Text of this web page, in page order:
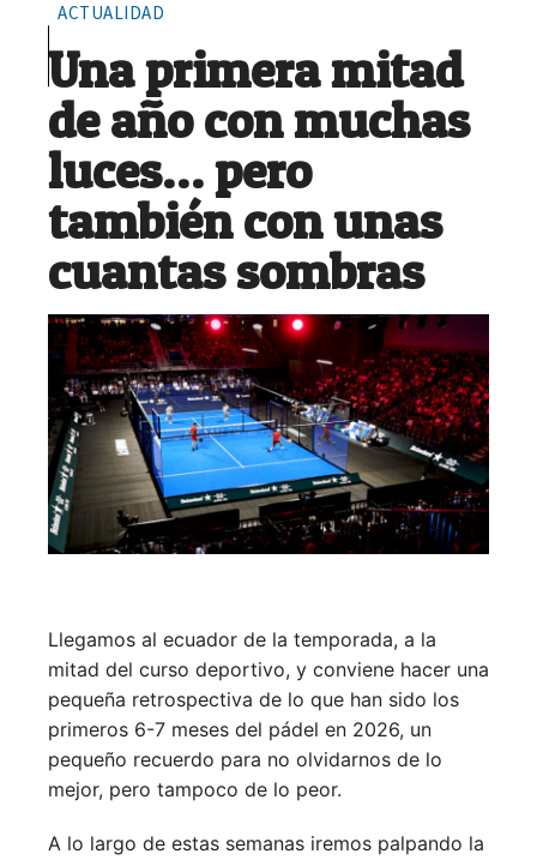
ACTUALIDAD
Una primera mitad
de año con muchas
luces… pero
también con unas
cuantas sombras
Llegamos al ecuador de la temporada, a la
mitad del curso deportivo, y conviene hacer una
pequeña retrospectiva de lo que han sido los
primeros 6-7 meses del pádel en 2026, un
pequeño recuerdo para no olvidarnos de lo
mejor, pero tampoco de lo peor.
A lo largo de estas semanas iremos palpando la